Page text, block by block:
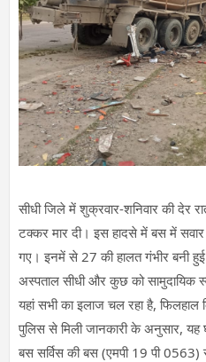
सीधी जिले में शुक्रवार-शनिवार की देर
टक्कर मार दी। इस हादसे में बस में सवार
गए। इनमें से 27 की हालत गंभीर बनी
अस्पताल सीधी और कुछ को सामुदायिक
यहां सभी का इलाज चल रहा है, फिलहाल
पुलिस से मिली जानकारी के अनुसार, यह
बस सर्विस की बस (एमपी 19 पी 0563)